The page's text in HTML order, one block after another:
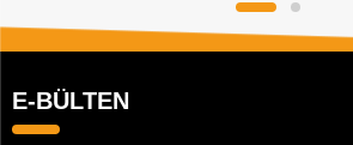
E-BÜLTEN